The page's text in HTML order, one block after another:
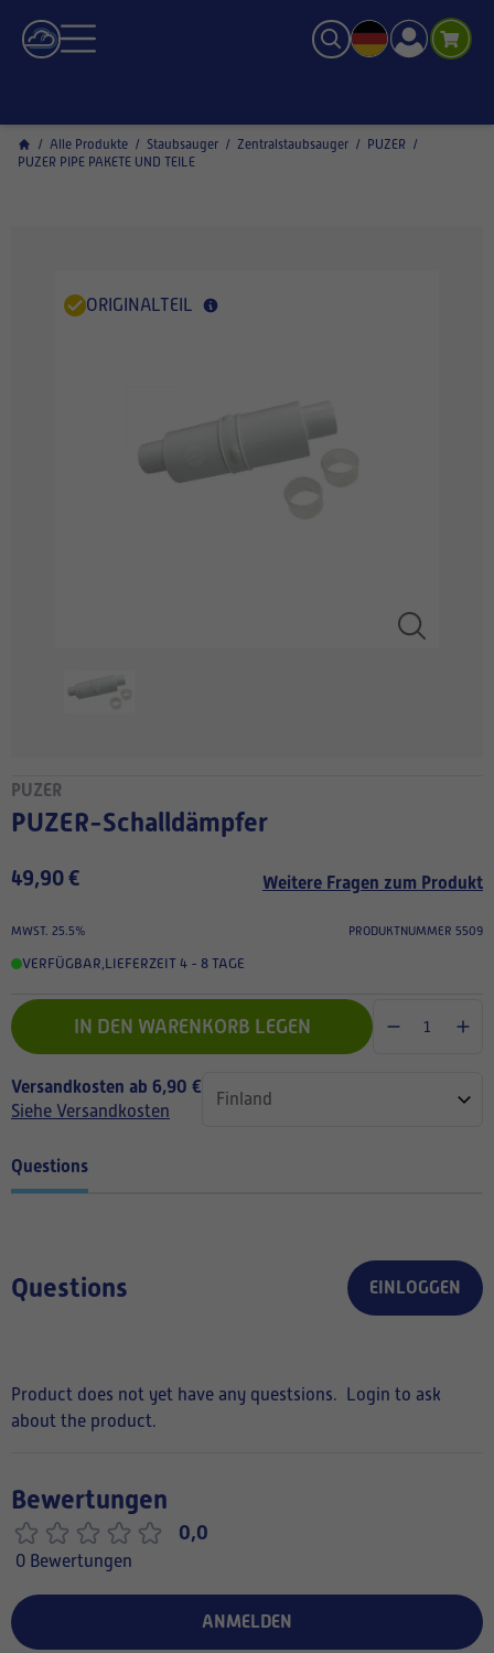
/ Alle Produkte / Staubsauger / Zentralstaubsauger / PUZER /
PUZER PIPE PAKETE UND TEILE
ORIGINALTEIL
PUZER
PUZER-Schalldämpfer
49,90 € Weitere Fragen zum Produkt
MWST. 25.5% PRODUKTNUMMER 5509
VERFÜGBAR LIEFERZEIT 4 - 8 TAGE
IN DEN WARENKORB LEGEN
Versandkosten ab 6,90 €
Siehe Versandkosten
Questions
Questions EINLOGGEN
Product does not yet have any questsions.
Login to ask
about the product.
Bewertungen
0,0
0 Bewertungen
ANMELDEN